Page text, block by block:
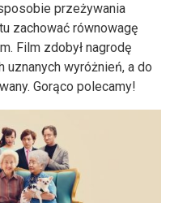
przeżywania
zachować równowagę
Film zdobył nagrodę
uznanych wyróżnień, a do
Gorąco polecamy!